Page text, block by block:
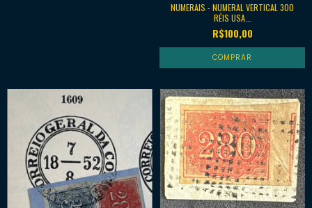
NUMERAIS - NUMERAL VERTICAL 300
RÉIS USA...
R$100,00